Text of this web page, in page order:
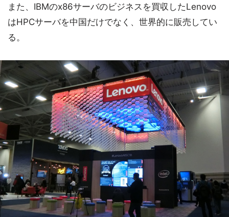
また、IBMのx86サーバのビジネスを買収したLenovo
はHPCサーバを中国だけでなく、世界的に販売してい
る。